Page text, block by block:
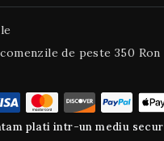
de peste 350 Ron
plati intr-un mediu